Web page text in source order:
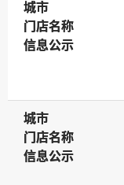
城市
城市
门店名称
门店名称
信息公示
信息公示
城市
城市
门店名称
门店名称
信息公示
信息公示